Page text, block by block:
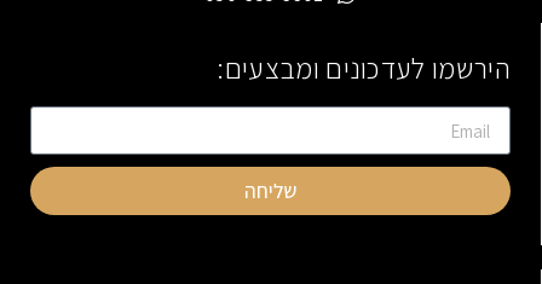
הירשמו לעדכונים ומבצעים:
שליחה